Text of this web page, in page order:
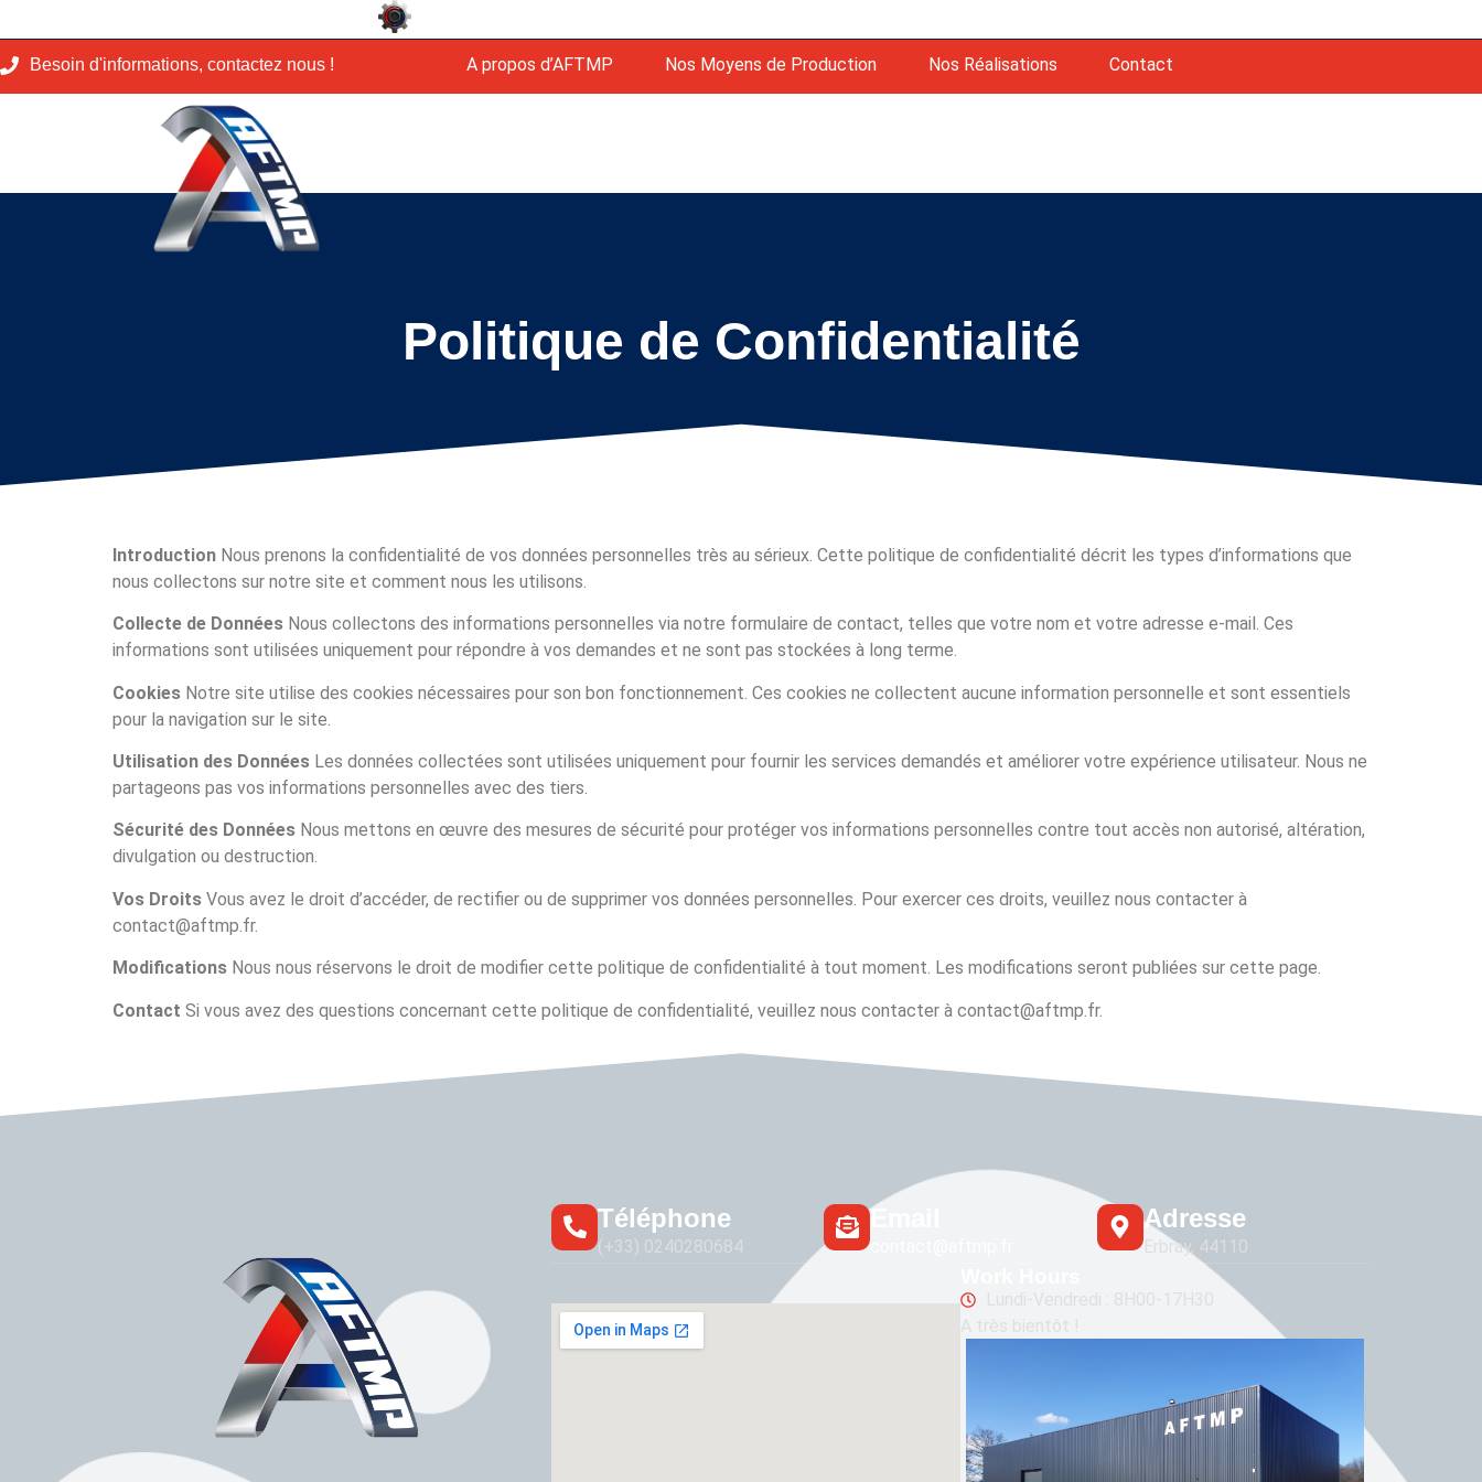
Besoin d'informations, contactez nous ! A propos d’AFTMP Nos Moyens de Production Nos Réalisations Contact
Politique de Confidentialité
Introduction Nous prenons la confidentialité de vos données personnelles très au sérieux. Cette politique de confidentialité décrit les types d’informations que
nous collectons sur notre site et comment nous les utilisons.
Collecte de Données Nous collectons des informations personnelles via notre formulaire de contact, telles que votre nom et votre adresse e-mail. Ces
informations sont utilisées uniquement pour répondre à vos demandes et ne sont pas stockées à long terme.
Cookies Notre site utilise des cookies nécessaires pour son bon fonctionnement. Ces cookies ne collectent aucune information personnelle et sont essentiels
pour la navigation sur le site.
Utilisation des Données Les données collectées sont utilisées uniquement pour fournir les services demandés et améliorer votre expérience utilisateur. Nous ne
partageons pas vos informations personnelles avec des tiers.
Sécurité des Données Nous mettons en œuvre des mesures de sécurité pour protéger vos informations personnelles contre tout accès non autorisé, altération,
divulgation ou destruction.
Vos Droits Vous avez le droit d’accéder, de rectifier ou de supprimer vos données personnelles. Pour exercer ces droits, veuillez nous contacter à
contact@aftmp.fr.
Modifications Nous nous réservons le droit de modifier cette politique de confidentialité à tout moment. Les modifications seront publiées sur cette page.
Contact Si vous avez des questions concernant cette politique de confidentialité, veuillez nous contacter à contact@aftmp.fr.
Téléphone
(+33) 0240280684
Email Adresse
Erbray, 44110